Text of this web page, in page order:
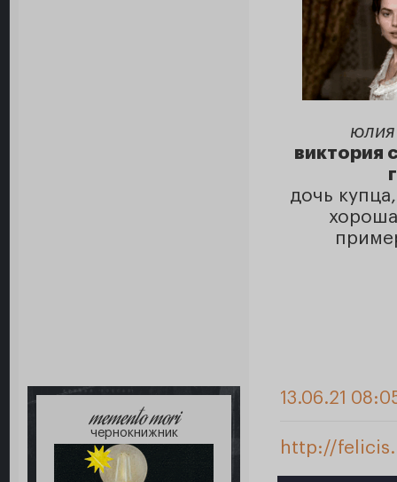
юлия
виктория
дочь
memento mori
чернокнижник
13.06.21
http://